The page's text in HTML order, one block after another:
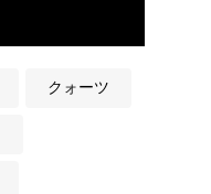
クォーツ